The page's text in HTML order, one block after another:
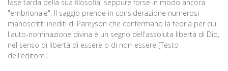
fase tarda della sua filosofia, seppure forse in modo ancora
"embrionale". Il saggio prende in considerazione numerosi
manoscritti inediti di Pareyson che confermano la teoria per cui
l'auto-nominazione divina è un segno dell'assoluta libertà di Dio,
nel senso di libertà di essere o di non-essere [Testo
dell'editore].